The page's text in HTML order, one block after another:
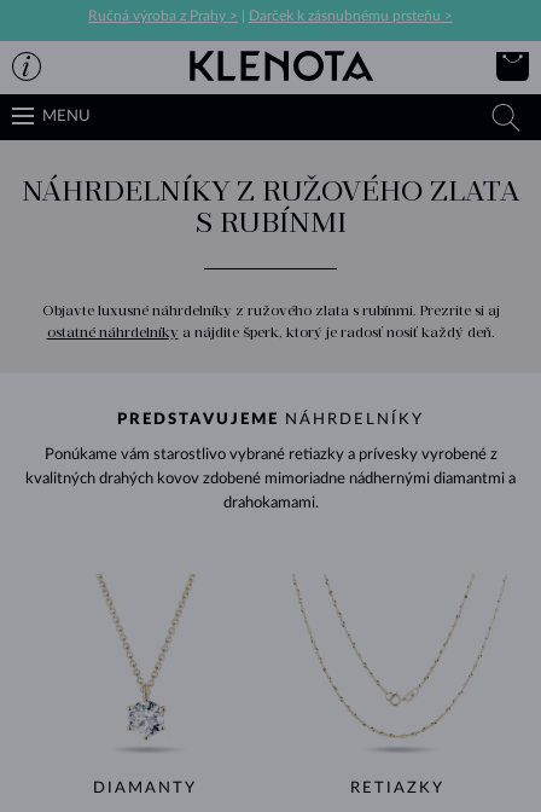
Ručná výroba z Prahy > Darček k zásnubnému prsteňu >
MENU
NÁHRDELNÍKY Z RUŽOVÉHO ZLATA
S RUBÍNMI
Objavte luxusné náhrdelníky z ružového zlata s rubínmi. Prezrite si aj
ostatné náhrdelníky a nájdite šperk, ktorý je radosť nosiť každý deň.
PREDSTAVUJEME NÁHRDELNÍKY
Ponúkame vám starostlivo vybrané retiazky a prívesky vyrobené z
kvalitných drahých kovov zdobené mimoriadne nádhernými diamantmi a
drahokamami.
DIAMANTY RETIAZKY